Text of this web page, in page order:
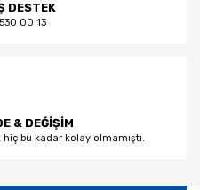
DESTEK
00 13
& DEĞİŞİM
hiç bu kadar kolay olmamıştı.